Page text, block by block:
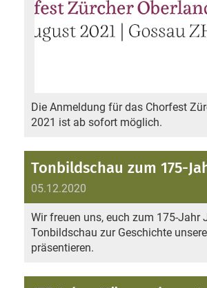
Die Anmeldung für das Chorfest
2021 ist ab sofort möglich.
05.12.2020
Wir freuen uns, euch zum 175-Jahr
Tonbildschau zur Geschichte
präsentieren.